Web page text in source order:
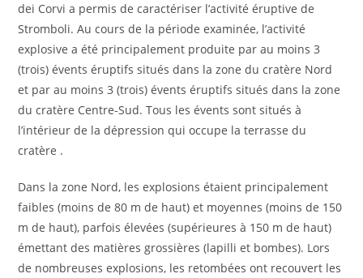
dei Corvi a permis de caractériser l’activité éruptive de
Stromboli. Au cours de la période examinée, l’activité
explosive a été principalement produite par au moins 3
(trois) évents éruptifs situés dans la zone du cratère Nord
et par au moins 3 (trois) évents éruptifs situés dans la zone
du cratère Centre-Sud. Tous les évents sont situés à
l’intérieur de la dépression qui occupe la terrasse du
cratère .
Dans la zone Nord, les explosions étaient principalement
faibles (moins de 80 m de haut) et moyennes (moins de 150
m de haut), parfois élevées (supérieures à 150 m de haut)
émettant des matières grossières (lapilli et bombes). Lors
de nombreuses explosions, les retombées ont recouvert les